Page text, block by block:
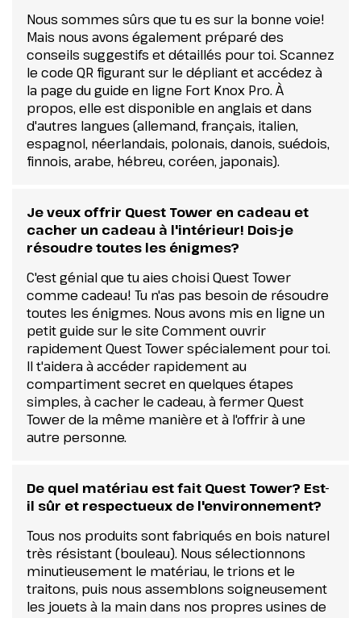
Nous sommes sûrs que tu es sur la bonne voie!
Mais nous avons également préparé des
conseils suggestifs et détaillés pour toi. Scannez
le code QR figurant sur le dépliant et accédez à
la page du guide en ligne Fort Knox Pro. À
propos, elle est disponible en anglais et dans
d'autres langues (allemand, français, italien,
espagnol, néerlandais, polonais, danois, suédois,
finnois, arabe, hébreu, coréen, japonais).
Je veux offrir Quest Tower en cadeau et
cacher un cadeau à l'intérieur! Dois-je
résoudre toutes les énigmes?
C'est génial que tu aies choisi Quest Tower
comme cadeau! Tu n'as pas besoin de résoudre
toutes les énigmes. Nous avons mis en ligne un
petit guide sur le site Comment ouvrir
rapidement Quest Tower spécialement pour toi.
Il t'aidera à accéder rapidement au
compartiment secret en quelques étapes
simples, à cacher le cadeau, à fermer Quest
Tower de la même manière et à l'offrir à une
autre personne.
De quel matériau est fait Quest Tower? Est-
il sûr et respectueux de l'environnement?
Tous nos produits sont fabriqués en bois naturel
très résistant (bouleau). Nous sélectionnons
minutieusement le matériau, le trions et le
traitons, puis nous assemblons soigneusement
les jouets à la main dans nos propres usines de